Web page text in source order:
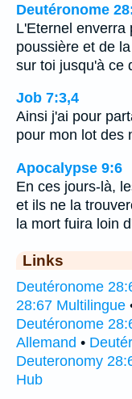
Deutéronome
L'Eternel enverra
poussière et de
sur toi jusqu'à ce
Job 7:3,4
Ainsi j'ai pour
pour mon lot des
Apocalypse 9:6
En ces jours-là,
et ils ne la
la mort fuira loin
Links
Deutéronome
28:67 Multilingue
Deutéronome
Allemand •
Deuteronomy
Hub